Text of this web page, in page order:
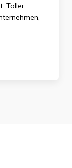
Toller